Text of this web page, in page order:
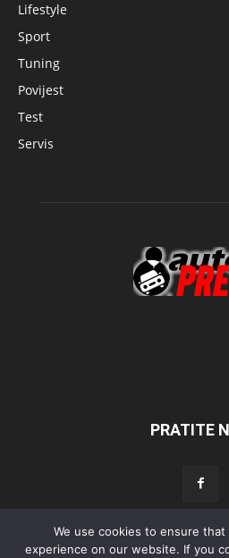
Lifestyle
Sport
Tuning
Povijest
Test
Servis
PRATITE
Početna Aktualno Test Tehnika
We use cookies to ensure
experience on our website. If you